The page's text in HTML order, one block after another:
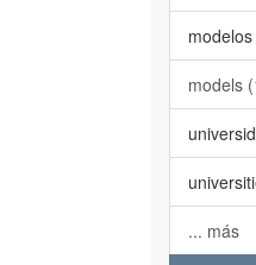
models
... más